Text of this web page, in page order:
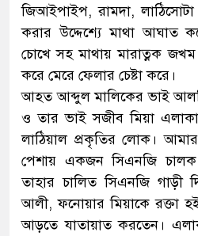
জিআইপাইপ, রামদা, লাঠিসোটা
করার উদ্দেশ্যে মাথা আঘাত
চোখে সহ মাথায় মারাত্নক জখম
করে মেরে ফেলার চেষ্টা করে।
আহত আব্দুল মালিকের ভাই
ও তার ভাই সজীব মিয়া এলাকার
লাঠিয়াল প্রকৃতির লোক।
পেশায় একজন সিএনজি
তাহার চালিত সিএনজি
আলী, ফনোয়ার মিয়াকে রক্তা
আড়তে যাতায়াত করতেন।